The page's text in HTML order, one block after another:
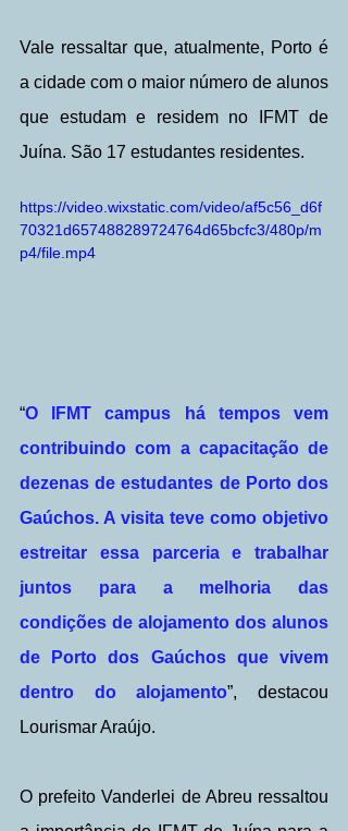
Vale ressaltar que, atualmente, Porto é
a cidade com o maior número de alunos
que estudam e residem no IFMT de
Juína. São 17 estudantes residentes.
https://video.wixstatic.com/video/af5c56_d6f
70321d657488289724764d65bcfc3/480p/m
p4/file.mp4
“O IFMT campus há tempos vem
contribuindo com a capacitação de
dezenas de estudantes de Porto dos
Gaúchos. A visita teve como objetivo
estreitar essa parceria e trabalhar
juntos para a melhoria das
condições de alojamento dos alunos
de Porto dos Gaúchos que vivem
dentro do alojamento”, destacou
Lourismar Araújo.
O prefeito Vanderlei de Abreu ressaltou